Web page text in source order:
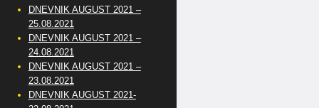
DNEVNIK AUGUST 2021 –
25.08.2021
DNEVNIK AUGUST 2021 –
24.08.2021
DNEVNIK AUGUST 2021 –
23.08.2021
DNEVNIK AUGUST 2021-